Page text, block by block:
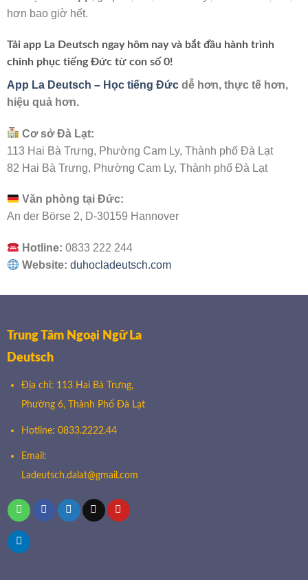
hơn bao giờ hết.
Tải app La Deutsch ngay hôm nay và bắt đầu hành trình
chinh phục tiếng Đức từ con số 0!
App La Deutsch – Học tiếng Đức dễ hơn, thực tế hơn,
hiệu quả hơn.
Cơ sở Đà Lạt:
113 Hai Bà Trưng, Phường Cam Ly, Thành phố Đà Lạt
82 Hai Bà Trưng, Phường Cam Ly, Thành phố Đà Lạt
Văn phòng tại Đức:
An der Börse 2, D-30159 Hannover
Hotline: 0833 222 244
Website: duhocladeutsch.com
Trung Tâm Ngoại Ngữ La
Deutsch
Địa chỉ: 113 Hai Bà Trưng,
Phường 6, Thành Phố Đà Lạt
Hotline: 0833.2222.44
Email:
Ladeutsch.dalat@gmail.com